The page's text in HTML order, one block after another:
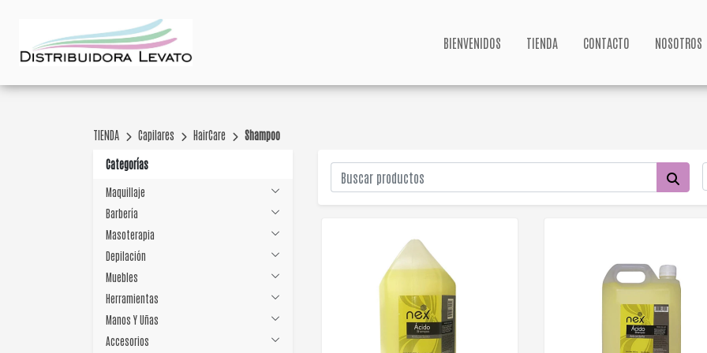
BIENVENIDOS TIENDA CONTACTO NOSOTROS
TIENDA Capilares HairCare Shampoo
Categorías
Maquillaje
Barbería
Masoterapia
Depilación
Muebles
Herramientas
Manos Y Uñas
Accesorios